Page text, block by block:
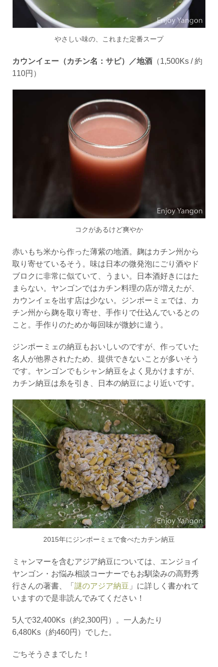
やさしい味の、これまた定番スープ
カウンイェー（カチン名：サピ）／地酒 （1,500Ks /約
110円）
コクがあるけど爽やか
赤いもち米から作った薄紫の地酒。麹はカチン州から
取り寄せているそう。味は日本の微発泡にごり酒やド
ブロクに非常に似ていて、うまい。日本酒好きにはた
まらない。ヤンゴンではカチン料理の店が増えたが、
カウンイェを出す店は少ない。ジンポーミェでは、カ
チン州から麹を取り寄せ、手作りで仕込んでいるとの
こと。手作りのためか毎回味が微妙に違う。
ジンポーミェの納豆もおいしいのですが、作っていた
名人が他界されたため、提供できないことが多いそう
です。ヤンゴンでもシャン納豆をよく見かけますが、
カチン納豆は糸を引き、日本の納豆により近いです。
2015年にジンポーミェで食べたカチン納豆
ミャンマーを含むアジア納豆については、エンジョイ
ヤンゴン・お悩み相談コーナーでもお馴染みの高野秀
行さんの著書、「 謎のアジア納豆 」に詳しく書かれて
いますので是非読んでみてください！
5 人で32,400Ks （約2,300円）。一人あたり
6,480Ks （約460円）でした。
ごちそうさまでした！